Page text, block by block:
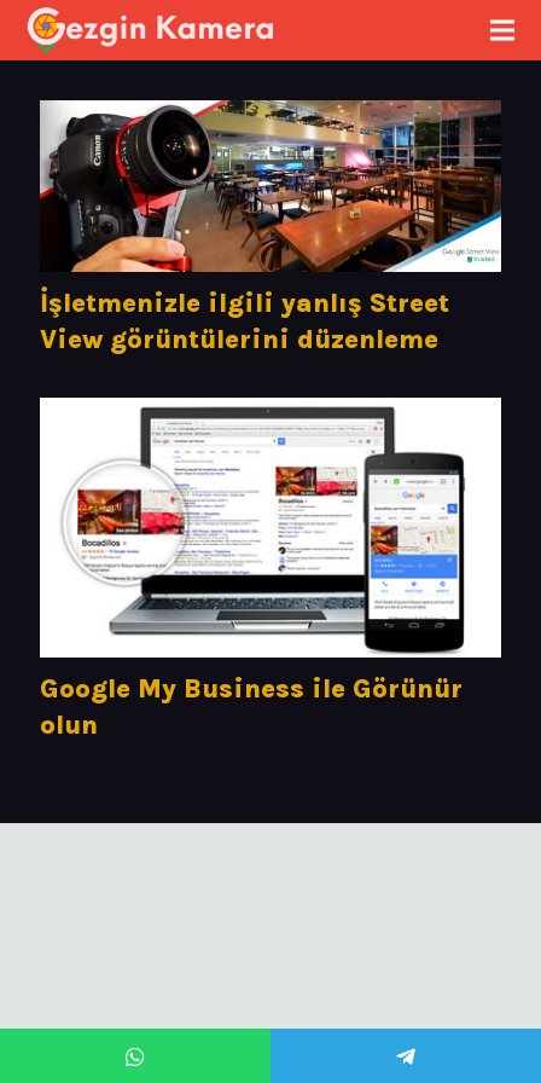
İşletmenizle ilgili yanlış Street
View görüntülerini düzenleme
Google My Business ile Görünür
olun